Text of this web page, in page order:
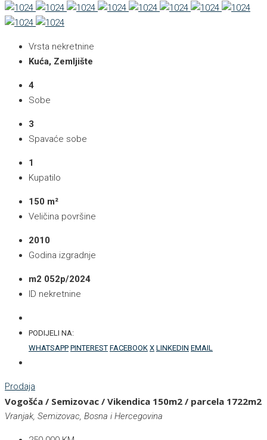
Vrsta nekretnine
Kuća, Zemljište
4
Sobe
3
Spavaće sobe
1
Kupatilo
150 m²
Veličina površine
2010
Godina izgradnje
m2 052p/2024
ID nekretnine
PODIJELI NA:
WHATSAPP PINTEREST FACEBOOK X LINKEDIN EMAIL
Prodaja
Vogošća / Semizovac / Vikendica 150m2 / parcela 1722m2
Vranjak, Semizovac, Bosna i Hercegovina